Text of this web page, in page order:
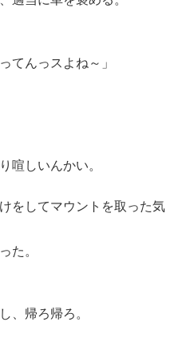
てんっスよね～」
喧しいんかい。
をしてマウントを取った気
た。
、帰ろ帰ろ。